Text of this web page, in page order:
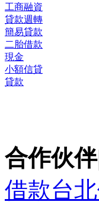
工商融資
貸款週轉
簡易貸款
二胎借款
現金
小額信貸
貸款
合作伙伴
借款台